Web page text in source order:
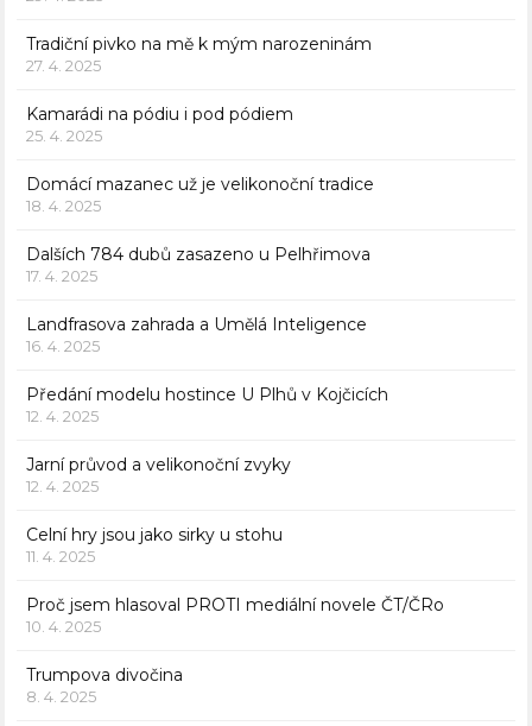
Tradiční pivko na mě k mým narozeninám
27. 4. 2025
Kamarádi na pódiu i pod pódiem
25. 4. 2025
Domácí mazanec už je velikonoční tradice
18. 4. 2025
Dalších 784 dubů zasazeno u Pelhřimova
17. 4. 2025
Landfrasova zahrada a Umělá Inteligence
16. 4. 2025
Předání modelu hostince U Plhů v Kojčicích
12. 4. 2025
Jarní průvod a velikonoční zvyky
12. 4. 2025
Celní hry jsou jako sirky u stohu
11. 4. 2025
Proč jsem hlasoval PROTI mediální novele ČT/ČRo
10. 4. 2025
Trumpova divočina
8. 4. 2025